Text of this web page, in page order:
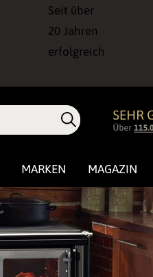
Seit über
20 Jahren
erfolgreich
MARKEN MAGAZIN